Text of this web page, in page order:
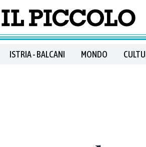
ISTRIA - BALCANI MONDO